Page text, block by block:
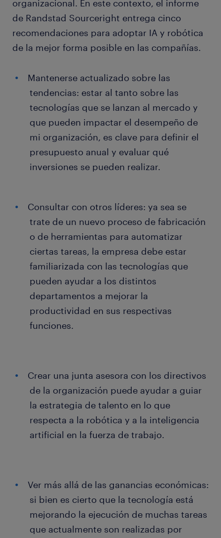
organizacional. En este contexto, el informe
de Randstad Sourceright entrega cinco
recomendaciones para adoptar IA y robótica
de la mejor forma posible en las compañías.
Mantenerse actualizado sobre las
tendencias: estar al tanto sobre las
tecnologías que se lanzan al mercado y
que pueden impactar el desempeño de
mi organización, es clave para definir el
presupuesto anual y evaluar qué
inversiones se pueden realizar.
Consultar con otros líderes: ya sea se
trate de un nuevo proceso de fabricación
o de herramientas para automatizar
ciertas tareas, la empresa debe estar
familiarizada con las tecnologías que
pueden ayudar a los distintos
departamentos a mejorar la
productividad en sus respectivas
funciones.
Crear una junta asesora con los directivos
de la organización puede ayudar a guiar
la estrategia de talento en lo que
respecta a la robótica y a la inteligencia
artificial en la fuerza de trabajo.
Ver más allá de las ganancias económicas:
si bien es cierto que la tecnología está
mejorando la ejecución de muchas tareas
que actualmente son realizadas por